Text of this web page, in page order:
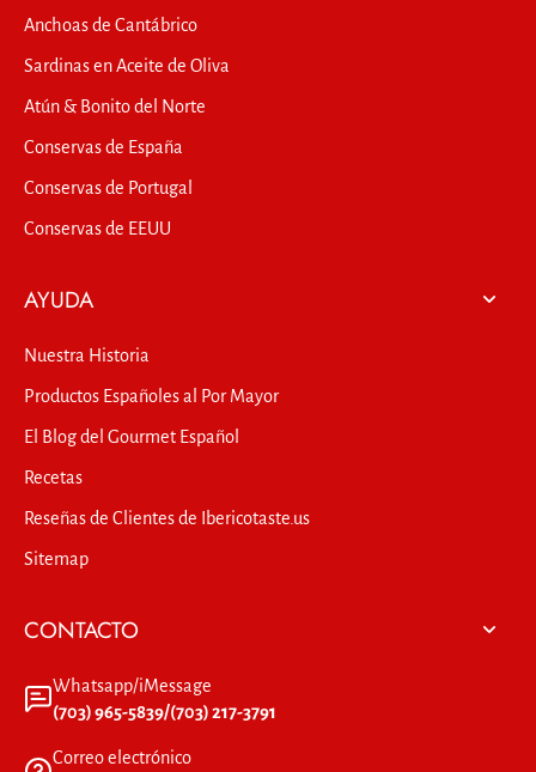
Anchoas de Cantábrico
Sardinas en Aceite de Oliva
Atún & Bonito del Norte
Conservas de España
Conservas de Portugal
Conservas de EEUU
AYUDA
Nuestra Historia
Productos Españoles al Por Mayor
El Blog del Gourmet Español
Recetas
Reseñas de Clientes de Ibericotaste.us
Sitemap
CONTACTO
Whatsapp/iMessage
(703) 965-5839/(703) 217-3791
Correo electrónico